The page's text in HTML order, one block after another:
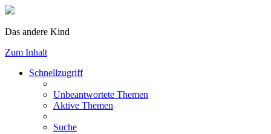
Das andere Kind
Zum Inhalt
Schnellzugriff
Unbeantwortete Themen
Aktive Themen
Suche